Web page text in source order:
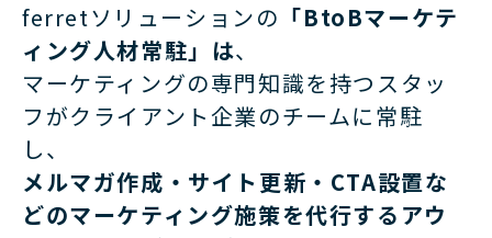
ferretソリューションの 「BtoBマーケテ
ィング人材常駐」は、
マーケティングの専門知識を持つスタッ
フがクライアント企業のチームに常駐
し、
メルマガ作成・サイト更新・CTA設置な
どのマーケティング施策を代行するアウ